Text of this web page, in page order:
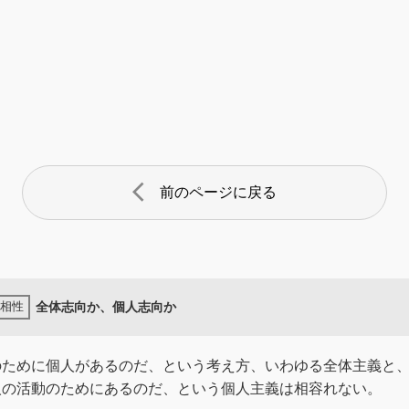
arrow_back_ios 前のページに戻る
全体志向か、個人志向か
めに個人があるのだ、という考え方、いわゆる全体主義と
活動のためにあるのだ、という個人主義は相容れない。